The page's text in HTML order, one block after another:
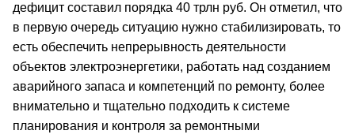
дефицит составил порядка 40 трлн руб. Он отметил, что
в первую очередь ситуацию нужно стабилизировать, то
есть обеспечить непрерывность деятельности
объектов электроэнергетики, работать над созданием
аварийного запаса и компетенций по ремонту, более
внимательно и тщательно подходить к системе
планирования и контроля за ремонтными